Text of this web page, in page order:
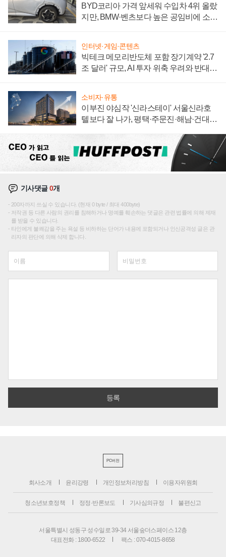
BYD코리아 가격 앞세워 수입차 4위 올랐
지만, BMW·벤츠보다 높은 공임비에 소비
인터넷·게임·콘텐츠
빅테크 메모리반도체 포함 장기계약 '2.7
조 달러' 규모, AI 투자 위축 우려와 반대
소비자·유통
이부진 야심작 '신라스테이' 서울신라호
텔보다 잘 나가, 평택·주문진·해남·건대로
기사댓글0개
200자까지 쓰실 수 있습니다. (현재 0 byte / 최대 400byte)
저작권 등 다른 사람의 권리를 침해하거나 명예를 훼손하는 댓글은 관련 법률에 의해 제재
를 받을 수 있습니다.
타인에게 불쾌감을 주는 욕설 등 비하하는 단어가 내용에 포함되거나 인신공격성 글은 관
리자의 판단에 의해 삭제 합니다.
PC버전
회사소개 윤리강령 개인정보처리방침 이용자위원회
청소년보호정책 정정·반론보도 기사심의규정 불편신고
서울특별시 성동구 성수일로 39-34 서울숲더스페이스 12층
대표전화 : 1800-6522
팩스 : 070-4015-8658